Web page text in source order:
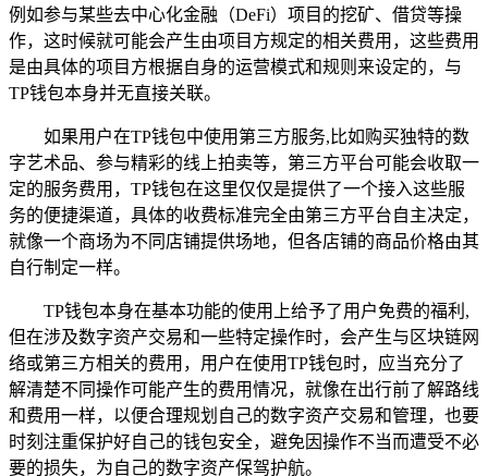
例如参与某些去中心化金融（DeFi）项目的挖矿、借贷等操
作，这时候就可能会产生由项目方规定的相关费用，这些费用
是由具体的项目方根据自身的运营模式和规则来设定的，与
TP钱包本身并无直接关联。
如果用户在TP钱包中使用第三方服务,比如购买独特的数
字艺术品、参与精彩的线上拍卖等，第三方平台可能会收取一
定的服务费用，TP钱包在这里仅仅是提供了一个接入这些服
务的便捷渠道，具体的收费标准完全由第三方平台自主决定，
就像一个商场为不同店铺提供场地，但各店铺的商品价格由其
自行制定一样。
TP钱包本身在基本功能的使用上给予了用户免费的福利,
但在涉及数字资产交易和一些特定操作时，会产生与区块链网
络或第三方相关的费用，用户在使用TP钱包时，应当充分了
解清楚不同操作可能产生的费用情况，就像在出行前了解路线
和费用一样，以便合理规划自己的数字资产交易和管理，也要
时刻注重保护好自己的钱包安全，避免因操作不当而遭受不必
要的损失，为自己的数字资产保驾护航。